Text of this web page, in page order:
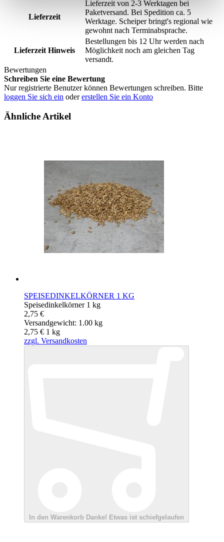
Lieferzeit
Lieferzeit von 2-3 Werktagen bei
Paketversand. Bei Spedition ca. 5
Werktage. Scheiper bringt's regional wie
gewohnt nach Terminabsprache.
Lieferzeit Hinweis
Bestellungen bis 12 Uhr werden nach
Möglichkeit noch am gleichen Tag
versandt.
Bewertungen
Schreiben Sie eine Bewertung
Nur registrierte Benutzer können Bewertungen schreiben. Bitte
loggen Sie sich ein odererstellen Sie ein Konto
Ähnliche Artikel
SPEISEDINKELKÖRNER 1 KG
Speisedinkelkörner 1 kg
2,75 €
Versandgewicht: 1.00 kg
2,75 € 1 kg
zzgl. Versandkosten
In den Warenkorb Danke! Etwas ist schiefgelaufen